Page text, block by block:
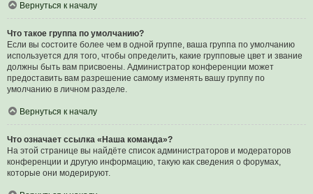
Вернуться к началу
Что такое группа по умолчанию?
Если вы состоите более чем в одной группе, ваша группа по умолчанию
используется для того, чтобы определить, какие групповые цвет и звание
должны быть вам присвоены. Администратор конференции может
предоставить вам разрешение самому изменять вашу группу по
умолчанию в личном разделе.
Вернуться к началу
Что означает ссылка «Наша команда»?
На этой странице вы найдёте список администраторов и модераторов
конференции и другую информацию, такую как сведения о форумах,
которые они модерируют.